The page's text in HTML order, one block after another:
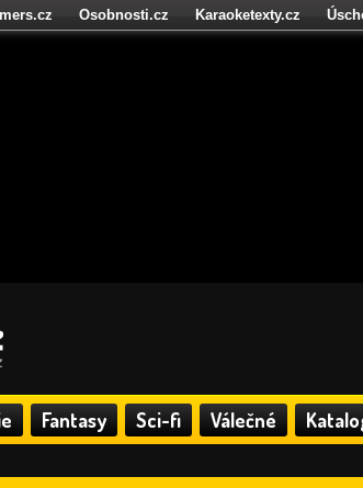
Fantasy Sci-fi Válečné
Osobnosti.cz Karaoketexty.cz